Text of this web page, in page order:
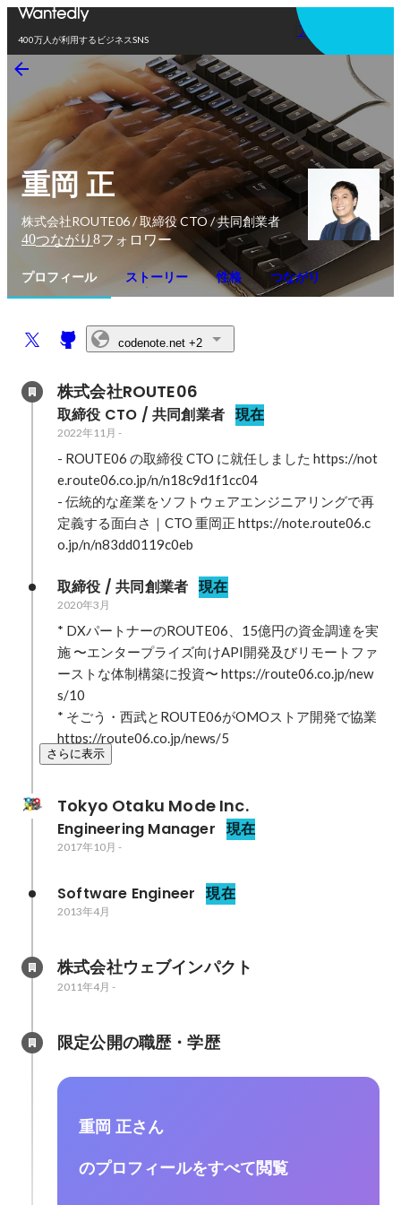
400万人が利用するビジネスSNS
アプリを使う
重岡 正
株式会社ROUTE06 / 取締役 CTO / 共同創業者
40つながり 8フォロワー
プロフィール ストーリー 性格 つながり
codenote.net +2
株式会社ROUTE06
取締役 CTO / 共同創業者 現在
2022年11月 -
- ROUTE06 の取締役 CTO に就任しました https://not
e.route06.co.jp/n/n18c9d1f1cc04
- 伝統的な産業をソフトウェアエンジニアリングで再
定義する面白さ｜CTO 重岡正 https://note.route06.c
o.jp/n/n83dd0119c0eb
取締役 / 共同創業者 現在
2020年3月
* DXパートナーのROUTE06、15億円の資金調達を実
施 〜エンタープライズ向けAPI開発及びリモートファ
ーストな体制構築に投資〜 https://route06.co.jp/new
s/10
* そごう・西武とROUTE06がOMOストア開発で協業
https://route06.co.jp/news/5
さらに表示
Tokyo Otaku Mode Inc.
Engineering Manager 現在
2017年10月 -
Software Engineer 現在
2013年4月
株式会社ウェブインパクト
2011年4月 -
限定公開の職歴・学歴
重岡 正さん
のプロフィールをすべて閲覧